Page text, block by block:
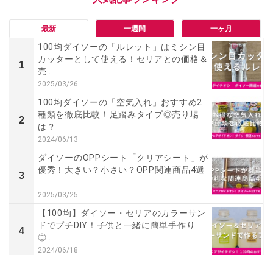
最新 一週間 一ヶ月
1
100均ダイソーの「ルレット」はミシン目
カッターとして使える！セリアとの価格＆
売...
2025/03/26
2
100均ダイソーの「空気入れ」おすすめ2
種類を徹底比較！足踏みタイプ◎売り場
は？
2024/06/13
3
ダイソーのOPPシート「クリアシート」が
優秀！大きい？小さい？OPP関連商品4選
2025/03/25
4
【100均】ダイソー・セリアのカラーサン
ドでプチDIY！子供と一緒に簡単手作り
◎...
2024/06/18